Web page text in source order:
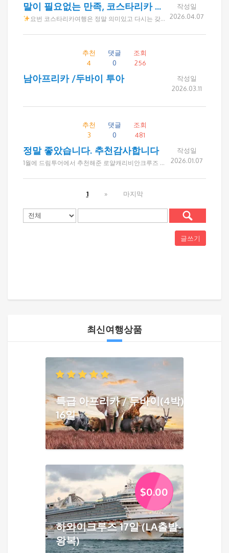
말이 필요없는 만족, 코스타리카 프리미엄 여행
요번 코스타리카여행은 정말 의미있고 다시는 갖지 못할 좋은 시간을 함께하며 즐거웠습니다 다들 건강관리 잘하시고 같이 할수 있는 기회가 되면 또 함께 하며 많이 더 알아가길 바랍니다. 행복했습니다
작성일
2026.04.07
추천
4
댓글
0
조회
256
남아프리카 /두바이 투아
작성일
2026.03.11
추천
3
댓글
0
조회
481
정말 좋았습니다. 추천감사합니다
1월에 드림투어에서 추천해준 로얄캐리비안크루즈 앤세나다 카탈리나섬 여행을 다녀왔습니다 친구6명이 함께 한 이번여행은 짧은듯 아쉬움은 있었지만 선상분위기와 승무원서비스, 객실, 음식등 너무 만족스러웠습니다. 카탈리나아일랜드는 전반적으로 산책하기 좋고 풍경이 예뻣고, 앤세나다는 타코가 정말 맛있고 항구주변을 둘러보는 재미가 좋았습니다. 다음크루즈는 알라스카입니다. 예약받으실 준비하세요 ㅎㅎㅎ 예약부터 친절하게 응대해주신 드림투어에 감사드립니다.
작성일
2026.01.07
1 » 마지막
글쓰기
최신여행상품
특급 아프리카 / 두바이(4박)
16일
$0.00
하와이크루즈 17일 (LA출발-
왕복)